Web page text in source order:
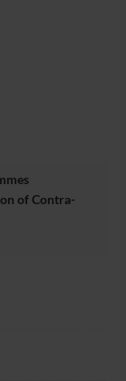
of Contra-